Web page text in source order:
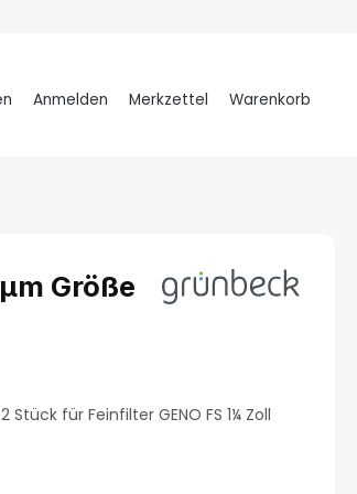
Anmelden Merkzettel Warenkorb
Größe
5 Sternen
für Feinfilter GENO FS 1¼ Zoll